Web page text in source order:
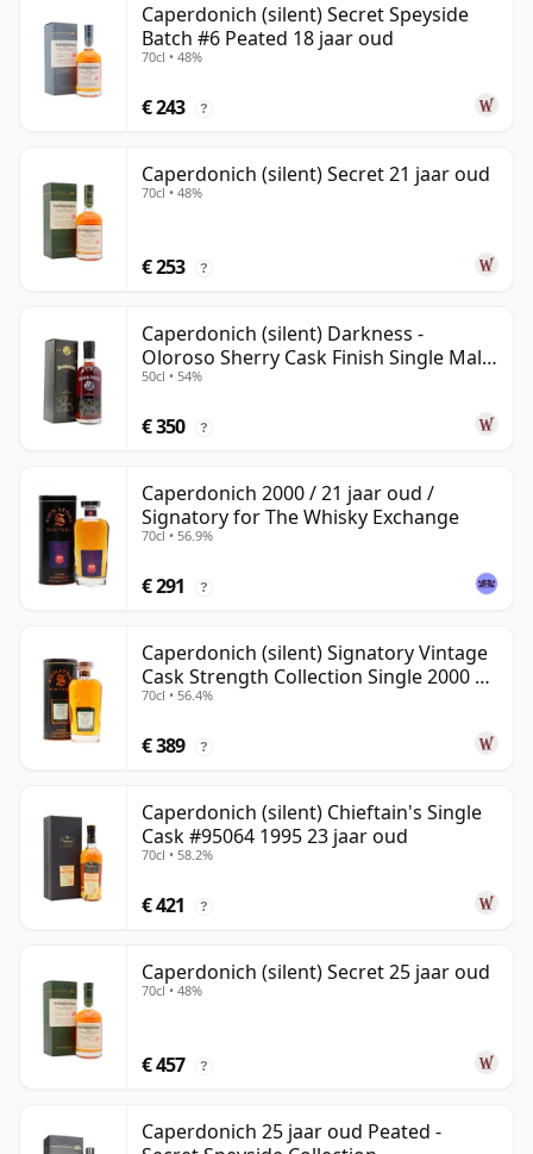
Caperdonich (silent) Secret Speyside
Batch #6 Peated 18 jaar oud
70cl • 48%
€ 243 ?
Caperdonich (silent) Secret 21 jaar oud
70cl • 48%
€ 253 ?
Caperdonich (silent) Darkness -
Oloroso Sherry Cask Finish Single Malt
23 jaar oud
50cl • 54%
€ 350 ?
Caperdonich 2000 / 21 jaar oud /
Signatory for The Whisky Exchange
70cl • 56.9%
€ 291 ?
Caperdonich (silent) Signatory Vintage
Cask Strength Collection Single 2000 20
jaar oud
70cl • 56.4%
€ 389 ?
Caperdonich (silent) Chieftain's Single
Cask #95064 1995 23 jaar oud
70cl • 58.2%
€ 421 ?
Caperdonich (silent) Secret 25 jaar oud
70cl • 48%
€ 457 ?
Caperdonich 25 jaar oud Peated -